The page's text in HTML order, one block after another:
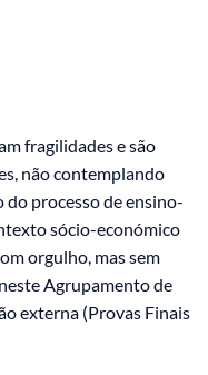
fragilidades e são
não contemplando
processo de ensino-
sócio-económico
orgulho, mas sem
Agrupamento de
externa (Provas Finais